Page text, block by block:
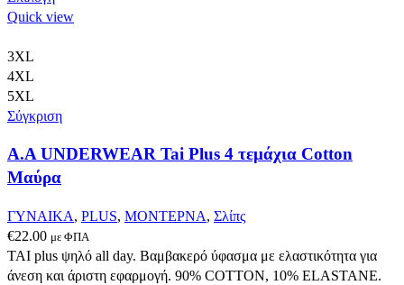
το
Οι
μπορούν
να
στη
σελίδα
του
προϊόντος
Quick view
3XL
4XL
5XL
Σύγκριση
A.A UNDERWEAR Tai Plus 4 τεμάχια Cotton
Μαύρα
ΓΥΝΑΙΚΑ, PLUS, ΜΟΝΤΕΡΝΑ, Σλίπς
€22.00 με ΦΠΑ
ΤΑΙ plus ψηλό all day. Βαμβακερό ύφασμα με ελαστικότητα για
άνεση και άριστη εφαρμογή. 90% COTTON, 10% ELASTANΕ.